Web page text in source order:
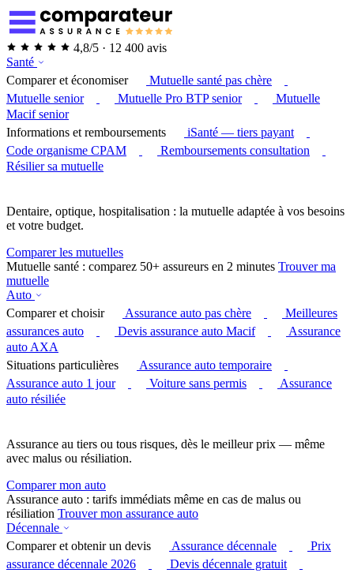
4,8/5 · 12 400 avis
Santé
Comparer et économiser
Mutuelle santé pas chère
Mutuelle senior
Mutuelle Pro BTP senior
Mutuelle
Macif senior
Informations et remboursements
iSanté — tiers payant
Code organisme CPAM
Remboursements consultation
Résilier sa mutuelle
Dentaire, optique, hospitalisation : la mutuelle adaptée à vos besoins
et votre budget.
Comparer les mutuelles
Mutuelle santé : comparez 50+ assureurs en 2 minutes Trouver ma
mutuelle
Auto
Comparer et choisir
Assurance auto pas chère
Meilleures
assurances auto
Devis assurance auto Macif
Assurance
auto AXA
Situations particulières
Assurance auto temporaire
Assurance auto 1 jour
Voiture sans permis
Assurance
auto résiliée
Assurance au tiers ou tous risques, dès le meilleur prix — même
avec malus ou résiliation.
Comparer mon auto
Assurance auto : tarifs immédiats même en cas de malus ou
résiliation Trouver mon assurance auto
Décennale
Comparer et obtenir un devis
Assurance décennale
Prix
assurance décennale 2026
Devis décennale gratuit